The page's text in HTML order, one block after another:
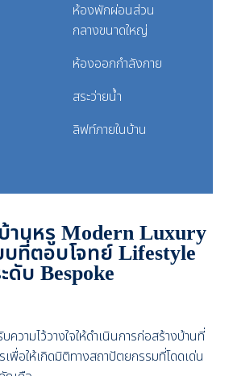
ห้องพักผ่อนส่วน
กลางขนาดใหญ่
ห้องออกกำลังกาย
สระว่ายน้ำ
ลิฟท์ภายในบ้าน
านหรู Modern Luxury
ที่ตอบโจทย์ Lifestyle
ดับ Bespoke
ความไว้วางใจให้ดำเนินการก่อสร้างบ้านที่
เพื่อให้เกิดมิติทางสถาปัตยกรรมที่โดดเด่น